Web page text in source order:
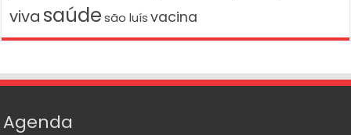
viva saúde são luís vacina
Agenda